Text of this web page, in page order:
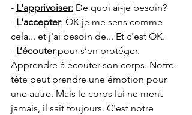
- L'apprivoiser: De quoi ai-je besoin?
- L'accepter: OK je me sens comme
cela... et j'ai besoin de... Et c'est OK.
- L’écouter pour s’en protéger.
Apprendre à écouter son corps. Notre
tête peut prendre une émotion pour
une autre. Mais le corps lui ne ment
jamais, il sait toujours. C'est notre